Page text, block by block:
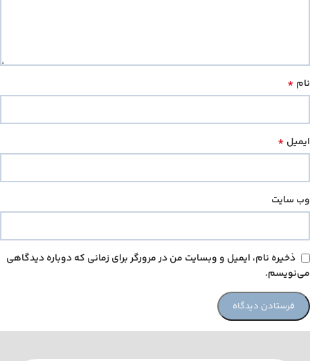
نام *
ایمیل *
وب‌ سایت
ذخیره نام، ایمیل و وبسایت من در مرورگر برای زمانی که دوباره دیدگاهی
می‌نویسم.